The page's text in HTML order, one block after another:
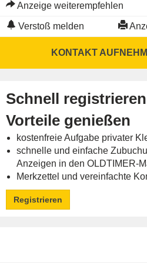
Anzeige weiterempfehlen
Verstoß melden
KONTAKT
Schnell
Vorteile genießen
kostenfreie Aufgabe privater
schnelle und einfache
Anzeigen in den OLDTIMER-
Merkzettel und vereinfachte
Registrieren